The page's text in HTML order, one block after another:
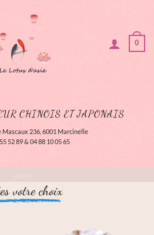
0
CHINOIS ET JAPONAIS
Mascaux 236, 6001 Marcinelle
52 89 & 04 88 10 05 65
votre choix